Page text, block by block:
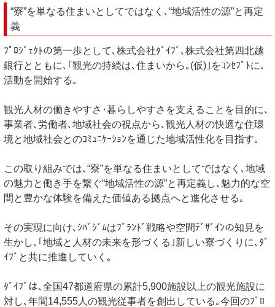
“寮”を単なる住まいとしてではなく､“地域活性の源”と再定
義
ﾌﾟﾛｼﾞｪｸﾄの第一歩として､株式会社ﾀﾞｲﾌﾞ､株式会社第四北越
銀行とともに､｢観光の持続は､住まいから｡(仮)｣をｺﾝｾﾌﾟﾄに､
活動を開始する｡
観光人材の働きやすさ･暮らしやすさを支えることを目的に､
事業者､労働者､地域社会の視点から､観光人材の快適な住環
境と地域社会とのｺﾐｭﾆｹｰｼｮﾝを通じた地域活性化を目指す｡
この取り組みでは､“寮”を単なる住まいとしてではなく､地域
の魅力と働き手を繋ぐ“地域活性の源”と再定義し､魅力的な空
間と豊かな体験を備えた価値ある拠点へと進化させる｡
その実現に向け､ｼﾊﾞｼﾞﾑはﾌﾞﾗﾝﾄﾞ戦略や空間ﾃﾞｻﾞｲﾝの知見を
生かし､｢地域と人材の未来を形づくる｣新しい寮づくりに､ﾀﾞ
ｲﾌﾞと共に推進していく｡
ﾀﾞｲﾌﾞは､全国47都道府県の累計5,900施設以上の観光施設に
対し､年間14,555人の観光従事者を創出している｡今回のﾌﾟﾛ